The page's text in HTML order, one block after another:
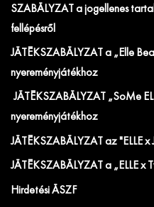
SZABÁLYZAT a jogellenes
fellépésről
JÁTÉKSZABÁLYZAT a „Elle
nyereményjátékhoz
JÁTÉKSZABÁLYZAT „SoMe
nyereményjátékhoz
JÁTÉKSZABÁLYZAT az "ELLE
JÁTÉKSZABÁLYZAT a „ELLE
Hirdetési ÁSZF